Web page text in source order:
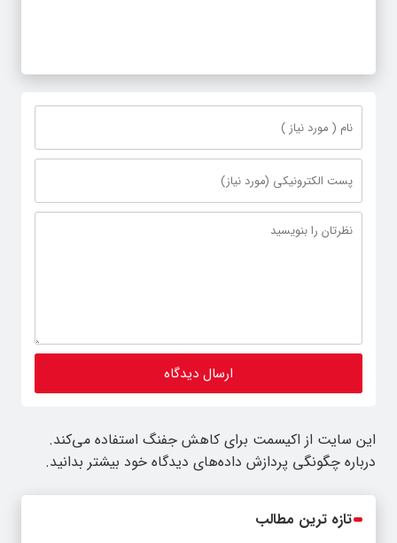
این سایت از اکیسمت برای کاهش جفنگ استفاده می‌کند.
درباره چگونگی پردازش داده‌های دیدگاه خود بیشتر بدانید.
تازه ترین مطالب